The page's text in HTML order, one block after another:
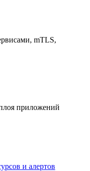
mTLS,
приложений
и алертов